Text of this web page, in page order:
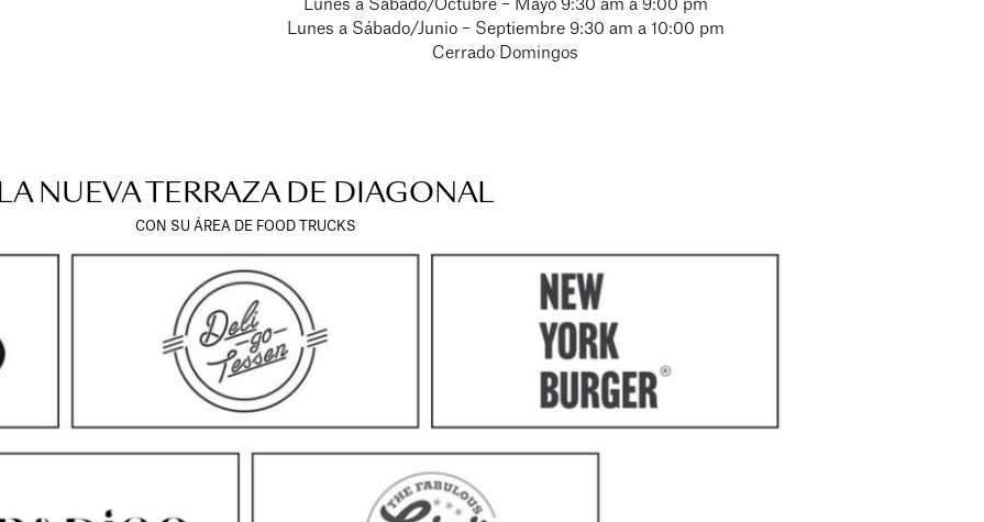
Lunes a Sábado/Octubre – Mayo 9:30 am a 9:00 pm
Lunes a Sábado/Junio – Septiembre 9:30 am a 10:00 pm
Cerrado Domingos
LA NUEVA TERRAZA DE DIAGONAL
CON SU ÁREA DE FOOD TRUCKS